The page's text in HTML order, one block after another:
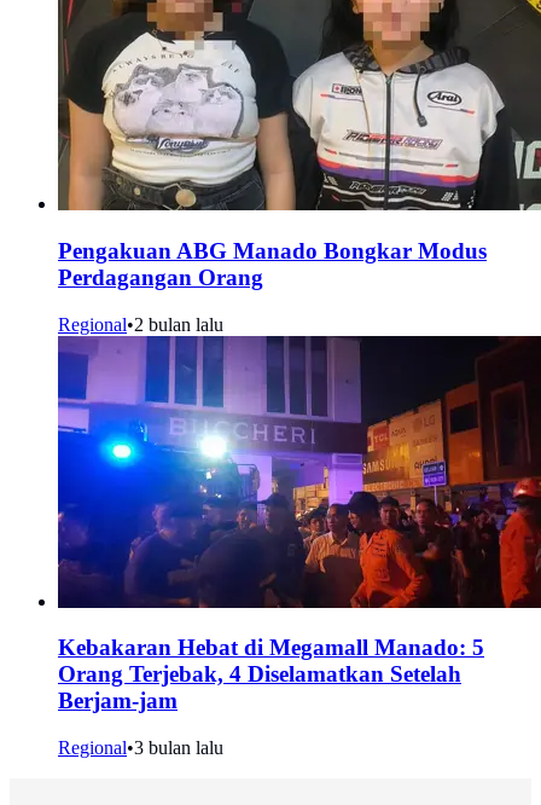
Pengakuan ABG Manado Bongkar Modus
Perdagangan Orang
Regional•2 bulan lalu
Kebakaran Hebat di Megamall Manado: 5
Orang Terjebak, 4 Diselamatkan Setelah
Berjam-jam
Regional•3 bulan lalu